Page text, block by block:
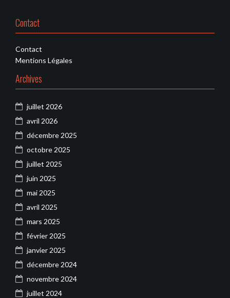
Contact
Contact
Mentions Légales
Archives
juillet 2026
avril 2026
décembre 2025
octobre 2025
juillet 2025
juin 2025
mai 2025
avril 2025
mars 2025
février 2025
janvier 2025
décembre 2024
novembre 2024
juillet 2024